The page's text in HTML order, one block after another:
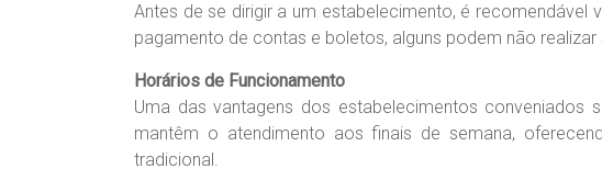
Antes de se dirigir a um estabelecimento, é
pagamento de contas e boletos, alguns podem não
Horários de Funcionamento
Uma das vantagens dos estabelecimentos
mantêm o atendimento aos finais de semana,
tradicional.